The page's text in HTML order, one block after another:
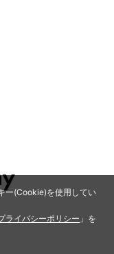
ー(Cookie)を使用してい
ライバシーポリシー 」を